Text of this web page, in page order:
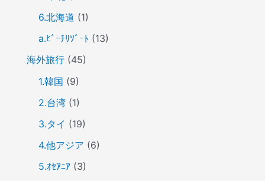
6.北海道 (1)
a.ﾋﾞｰﾁﾘｿﾞｰﾄ (13)
海外旅行(45)
1.韓国 (9)
2.台湾(1)
3.タイ (19)
4.他アジア (6)
5.ｵｾｱﾆｱ(3)